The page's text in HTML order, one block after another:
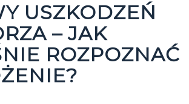
USZKODZEŃ
– JAK
ROZPOZNAĆ